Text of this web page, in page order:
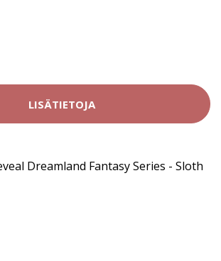
LISÄTIETOJA
Dreamland Fantasy Series - Sloth